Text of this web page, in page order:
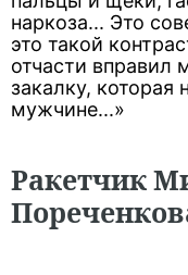
наркоза... Это
это такой
отчасти вправил
закалку,
мужчине...»
Ракетчик